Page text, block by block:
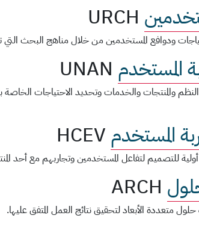
URCH
ودوافع المستخدمين من خلال مناهج البحث التي
المستخدم UNAN
والمنتجات والخدمات وتحديد الاحتياجات الخاصة
المستخدم HCEV
للتصميم لتفاعل المستخدمين وتجاربهم مع أحد
ARCH
متعددة الأبعاد لتحقيق نتائج العمل المتفق عليها.